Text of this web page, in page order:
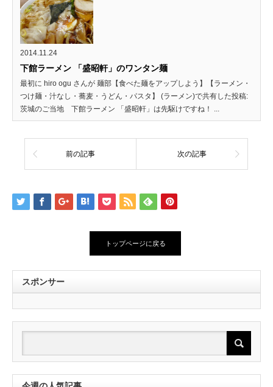
2014.11.24
下館ラーメン 「盛昭軒」のワンタン麺
最初に hiro ogu さんが 麺部【食べた麺をアップしよう】【ラーメン・
つけ麺・汁なし・蕎麦・うどん・パスタ】 (ラーメン)で共有した投稿:
茨城のご当地 下館ラーメン 「盛昭軒」は先駆けですね！ ...
前の記事 次の記事
トップページに戻る
スポンサー